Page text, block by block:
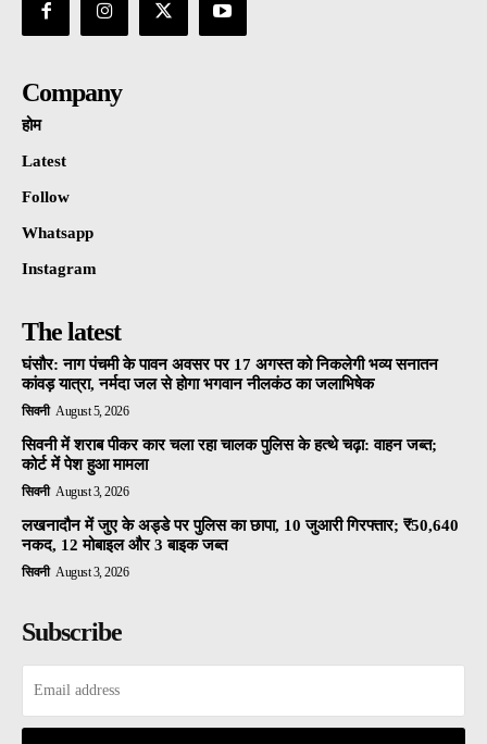
Company
होम
Latest
Follow
Whatsapp
Instagram
The latest
घंसौर: नाग पंचमी के पावन अवसर पर 17 अगस्त को निकलेगी भव्य सनातन
कांवड़ यात्रा, नर्मदा जल से होगा भगवान नीलकंठ का जलाभिषेक
सिवनी August 5, 2026
सिवनी में शराब पीकर कार चला रहा चालक पुलिस के हत्थे चढ़ा: वाहन जब्त;
कोर्ट में पेश हुआ मामला
सिवनी August 3, 2026
लखनादौन में जुए के अड्डे पर पुलिस का छापा, 10 जुआरी गिरफ्तार; ₹50,640
नकद, 12 मोबाइल और 3 बाइक जब्त
सिवनी August 3, 2026
Subscribe